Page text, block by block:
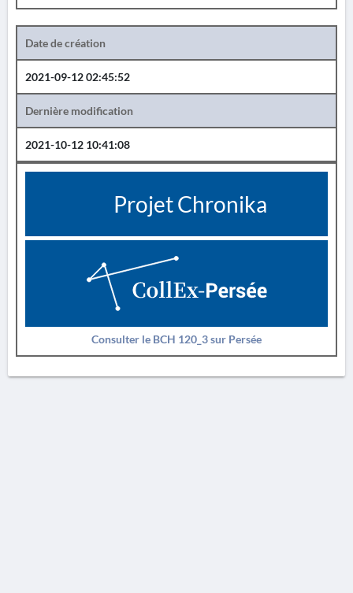
Date de création
2021-09-12 02:45:52
Dernière modification
2021-10-12 10:41:08
Projet Chronika
Consulter le BCH 120_3 sur Persée